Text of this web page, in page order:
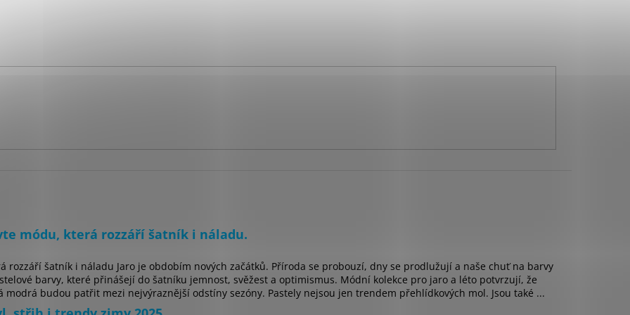
módu, která rozzáří šatník i náladu.
rozzáří šatník i náladu Jaro je obdobím nových začátků. Příroda se probouzí, dny se prodlužují a naše chuť na barvy
barvy, které přinášejí do šatníku jemnost, svěžest a optimismus. Módní kolekce pro jaro a léto potvrzují, že
budou patřit mezi nejvýraznější odstíny sezóny. Pastely nejsou jen trendem přehlídkových mol. Jsou také ...